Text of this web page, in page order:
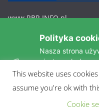
www.RBR.INFO.pl
36-200 Brzozów
rbr.info.pl@gmail.com
POLITYKA
This website uses
assume you're ok with
Cookie
Polityka
Nasza strona
ciasteczek do
statystyk i
pomiędzi
Czytaj więcej »